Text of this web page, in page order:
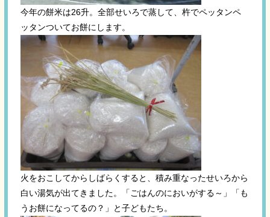
今年の餅米は26升。全部せいろで蒸して、杵でペッタンペ
ッタンついてお餅にします。
火をおこしてからしばらくすると、積み重なったせいろから
白い湯気が出てきました。「ごはんのにおいがする～」「も
うお餅になってるの？」と子どもたち。